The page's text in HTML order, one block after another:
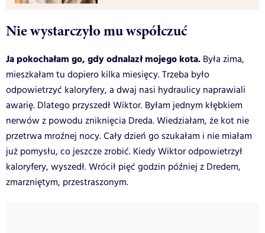
Nie wystarczyło mu współczuć
Ja pokochałam go, gdy odnalazł mojego kota. Była zima,
mieszkałam tu dopiero kilka miesięcy. Trzeba było
odpowietrzyć kaloryfery, a dwaj nasi hydraulicy naprawiali
awarię. Dlatego przyszedł Wiktor. Byłam jednym kłębkiem
nerwów z powodu zniknięcia Dreda. Wiedziałam, że kot nie
przetrwa mroźnej nocy. Cały dzień go szukałam i nie miałam
już pomysłu, co jeszcze zrobić. Kiedy Wiktor odpowietrzył
kaloryfery, wyszedł. Wrócił pięć godzin później z Dredem,
zmarzniętym, przestraszonym.